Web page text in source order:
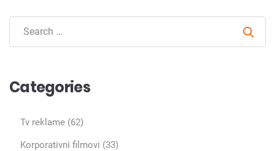
Categories
Tv reklame (62)
Korporativni filmovi (33)